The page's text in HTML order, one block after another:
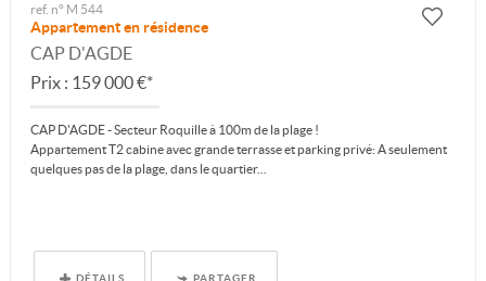
ref. n° M 544
Appartement en résidence
CAP D'AGDE
Prix : 159 000 €*
CAP D'AGDE - Secteur Roquille à 100m de la plage !
Appartement T2 cabine avec grande terrasse et parking privé: A seulement
quelques pas de la plage, dans le quartier...
DÉTAILS PARTAGER